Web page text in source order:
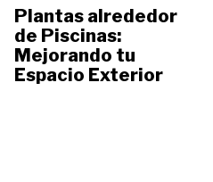
Plantas alrededor
de Piscinas:
Mejorando tu
Espacio Exterior